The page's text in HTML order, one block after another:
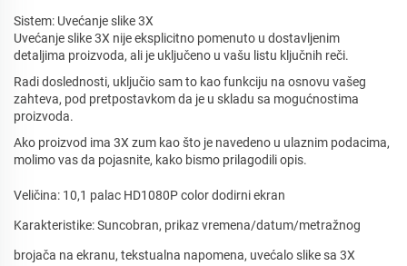
Sistem: Uvećanje slike 3X
Uvećanje slike 3X nije eksplicitno pomenuto u dostavljenim
detaljima proizvoda, ali je uključeno u vašu listu ključnih reči.
Radi doslednosti, uključio sam to kao funkciju na osnovu vašeg
zahteva, pod pretpostavkom da je u skladu sa mogućnostima
proizvoda.
Ako proizvod ima 3X zum kao što je navedeno u ulaznim podacima,
molimo vas da pojasnite, kako bismo prilagodili opis.
Veličina: 10,1 palac HD1080P color dodirni ekran
Karakteristike: Suncobran, prikaz vremena/datum/metražnog
brojača na ekranu, tekstualna napomena, uvećalo slike sa 3X